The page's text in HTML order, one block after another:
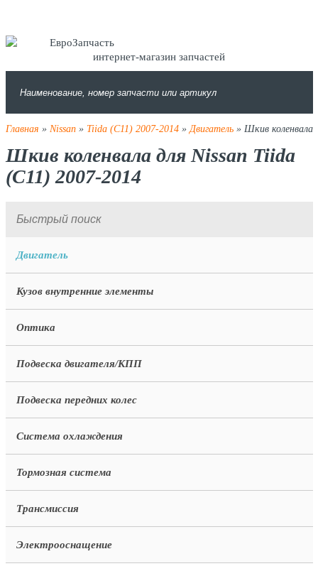
интернет-магазин запчастей
Главная » Nissan» Tiida (C11) 2007-2014»Двигатель» Шкив коленвала
Шкив коленвала для Nissan Tiida
(C11) 2007-2014
Двигатель
Кузов внутренние элементы
Оптика
Подвеска двигателя/КПП
Подвеска передних колес
Система охлаждения
Тормозная система
Трансмиссия
Электрооснащение